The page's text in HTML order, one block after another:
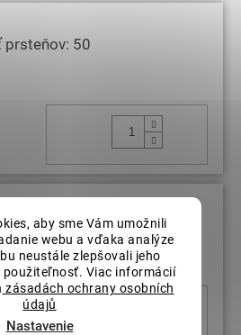
aby sme Vám umožnili
webu a vďaka analýze
neustále zlepšovali jeho
použiteľnosť. Viac informácií
zásadách ochrany osobních
údajů
Nastavenie
prsteňov: 50
prsteňov: 54